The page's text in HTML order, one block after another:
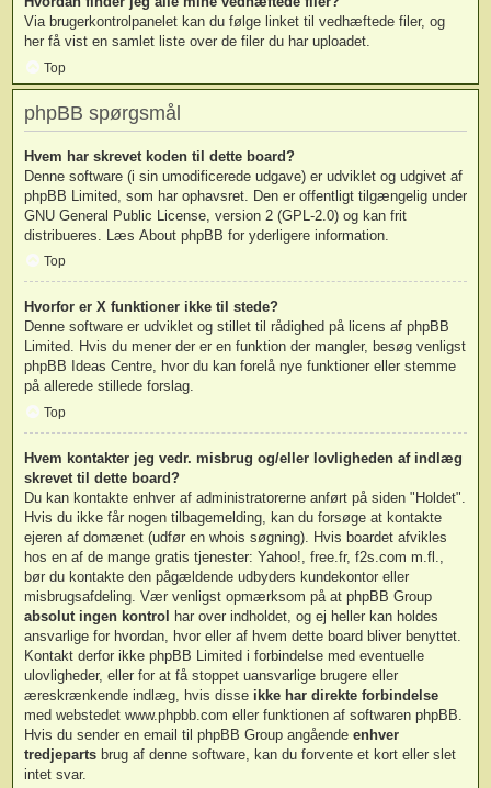
Via brugerkontrolpanelet kan du følge linket til vedhæftede filer, og
her få vist en samlet liste over de filer du har uploadet.
Top
phpBB spørgsmål
Hvem har skrevet koden til dette board?
Denne software (i sin umodificerede udgave) er udviklet og udgivet af
phpBB Limited , som har ophavsret. Den er offentligt tilgængelig under
GNU General Public License, version 2 (GPL-2.0) og kan frit
distribueres. Læs About phpBB for yderligere information.
Top
Hvorfor er X funktioner ikke til stede?
Denne software er udviklet og stillet til rådighed på licens af phpBB
Limited. Hvis du mener der er en funktion der mangler, besøg venligst
phpBB Ideas Centre, hvor du kan forelå nye funktioner eller stemme
på allerede stillede forslag.
Top
Hvem kontakter jeg vedr. misbrug og/eller lovligheden af indlæg
skrevet til dette board?
Du kan kontakte enhver af administratorerne anført på siden "Holdet".
Hvis du ikke får nogen tilbagemelding, kan du forsøge at kontakte
ejeren af domænet (udfør en whois søgning). Hvis boardet afvikles
hos en af de mange gratis tjenester: Yahoo!, free.fr, f2s.com m.fl.,
bør du kontakte den pågældende udbyders kundekontor eller
misbrugsafdeling. Vær venligst opmærksom på at phpBB Group
absolut ingen kontrol
har over indholdet, og ej heller kan holdes
ansvarlige for hvordan, hvor eller af hvem dette board bliver benyttet.
Kontakt derfor ikke phpBB Limited i forbindelse med eventuelle
ulovligheder, eller for at få stoppet uansvarlige brugere eller
æreskrænkende indlæg, hvis disse ikke har direkte forbindelse
med webstedet www.phpbb.com eller funktionen af softwaren phpBB.
Hvis du sender en email til phpBB Group angående enhver
tredjeparts brug af denne software, kan du forvente et kort eller slet
intet svar.